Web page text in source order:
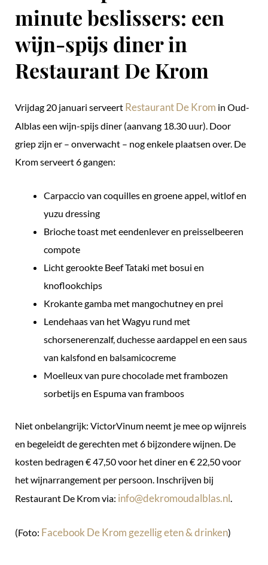
minute beslissers: een
wijn-spijs diner in
Restaurant De Krom
Vrijdag 20 januari serveert Restaurant De Krom in Oud-
Alblas een wijn-spijs diner (aanvang 18.30 uur). Door
griep zijn er – onverwacht – nog enkele plaatsen over. De
Krom serveert 6 gangen:
Carpaccio van coquilles en groene appel, witlof en
yuzu dressing
Brioche toast met eendenlever en preisselbeeren
compote
Licht gerookte Beef Tataki met bosui en
knoflookchips
Krokante gamba met mangochutney en prei
Lendehaas van het Wagyu rund met
schorsenerenzalf, duchesse aardappel en een saus
van kalsfond en balsamicocreme
Moelleux van pure chocolade met frambozen
sorbetijs en Espuma van framboos
Niet onbelangrijk: VictorVinum neemt je mee op wijnreis
en begeleidt de gerechten met 6 bijzondere wijnen. De
kosten bedragen € 47,50 voor het diner en € 22,50 voor
het wijnarrangement per persoon. Inschrijven bij
Restaurant De Krom via: info@dekromoudalblas.nl.
(Foto: Facebook De Krom gezellig eten & drinken)